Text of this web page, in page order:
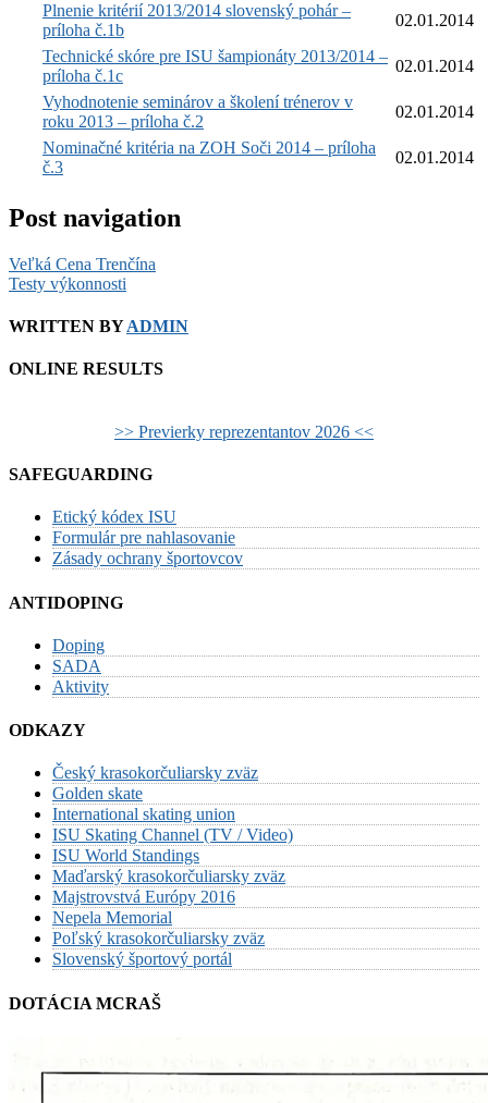
Plnenie kritérií 2013/2014 slovenský pohár –
príloha č.1b
02.01.2014
Technické skóre pre ISU šampionáty 2013/2014 –
príloha č.1c
02.01.2014
Vyhodnotenie seminárov a školení trénerov v
roku 2013 – príloha č.2
02.01.2014
Nominačné kritéria na ZOH Soči 2014 – príloha
č.3
02.01.2014
Post navigation
Veľká Cena Trenčína
Testy výkonnosti
WRITTEN BYADMIN
ONLINE RESULTS
>> Previerky reprezentantov 2026 <<
SAFEGUARDING
Etický kódex ISU
Formulár pre nahlasovanie
Zásady ochrany športovcov
ANTIDOPING
Doping
SADA
Aktivity
ODKAZY
Český krasokorčuliarsky zväz
Golden skate
International skating union
ISU Skating Channel (TV / Video)
ISU World Standings
Maďarský krasokorčuliarsky zväz
Majstrovstvá Európy 2016
Nepela Memorial
Poľský krasokorčuliarsky zväz
Slovenský športový portál
DOTÁCIA MCRAŠ